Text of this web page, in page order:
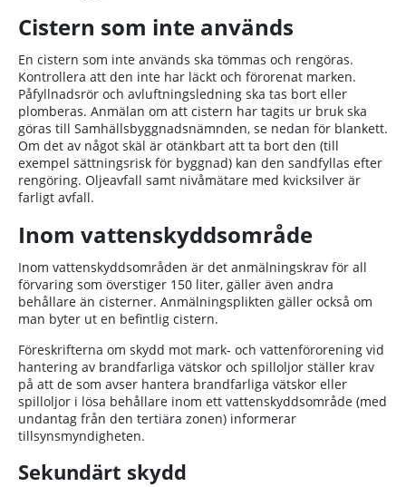
Cistern som inte används
En cistern som inte används ska tömmas och rengöras.
Kontrollera att den inte har läckt och förorenat marken.
Påfyllnadsrör och avluftningsledning ska tas bort eller
plomberas. Anmälan om att cistern har tagits ur bruk ska
göras till Samhällsbyggnadsnämnden, se nedan för blankett.
Om det av något skäl är otänkbart att ta bort den (till
exempel sättningsrisk för byggnad) kan den sandfyllas efter
rengöring. Oljeavfall samt nivåmätare med kvicksilver är
farligt avfall.
Inom vattenskyddsområde
Inom vattenskyddsområden är det anmälningskrav för all
förvaring som överstiger 150 liter, gäller även andra
behållare än cisterner. Anmälningsplikten gäller också om
man byter ut en befintlig cistern.
Föreskrifterna om skydd mot mark- och vattenförorening vid
hantering av brandfarliga vätskor och spilloljor ställer krav
på att de som avser hantera brandfarliga vätskor eller
spilloljor i lösa behållare inom ett vattenskyddsområde (med
undantag från den tertiära zonen) informerar
tillsynsmyndigheten.
Sekundärt skydd